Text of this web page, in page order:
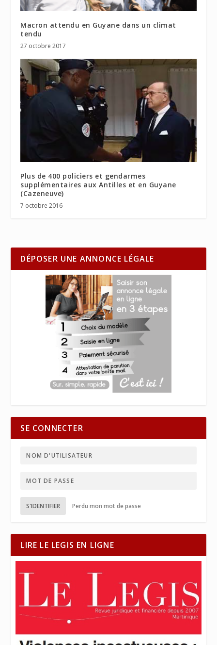
Macron attendu en Guyane dans un climat
tendu
27 octobre 2017
Plus de 400 policiers et gendarmes
supplémentaires aux Antilles et en Guyane
(Cazeneuve)
7 octobre 2016
DÉPOSER UNE ANNONCE LÉGALE
SE CONNECTER
S'IDENTIFIER Perdu mon mot de passe
LIRE LE LEGIS EN LIGNE